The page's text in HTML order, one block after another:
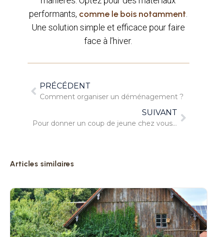
performants, comme le bois notamment
Une solution simple et efficace pour faire
face à l’hiver.
PRÉCÉDENT
Comment organiser un déménagement ?
SUIVANT
Pour donner un coup de jeune chez vous, optez pour le carrelage !
Articles similaires